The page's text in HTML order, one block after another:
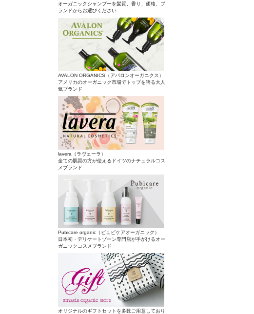
オーガニックシャンプーを髪質、香り、価格、ブ
ランドからお選びください
AVALON ORGANICS（アバロンオーガニクス）
アメリカのオーガニック市場でトップを誇る大人
気ブランド
lavera（ラヴェーラ）
全ての肌質の方が使えるドイツのナチュラルコス
メブランド
Pubicare organic（ピュビケアオーガニック）
日本初・デリケートゾーン専門店が手がけるオー
ガニックコスメブランド
オリジナルのギフトセットを多数ご用意しており